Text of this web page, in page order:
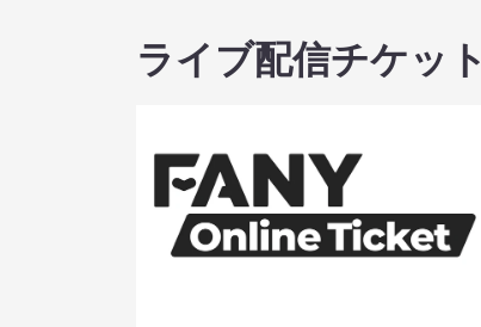
ライブ配信チケット